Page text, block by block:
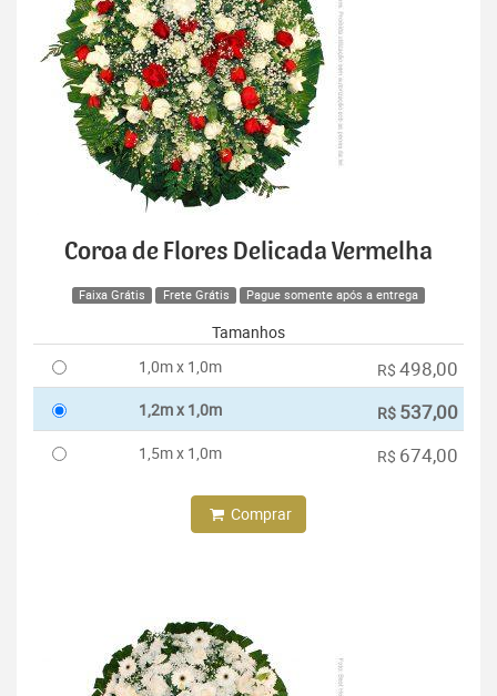
Coroa de Flores Delicada Vermelha
Faixa Grátis Frete Grátis Pague somente após a entrega
Tamanhos
1,0m x 1,0m
R$ 498,00
1,2m x 1,0m R$ 537,00
1,5m x 1,0m R$ 674,00
Comprar